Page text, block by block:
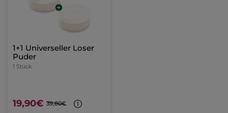
1+1 Universeller Loser
Puder
1 Stück
19,90€ 39,80€